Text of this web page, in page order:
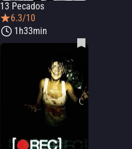
13 Pecados
6.3/10
1h33min